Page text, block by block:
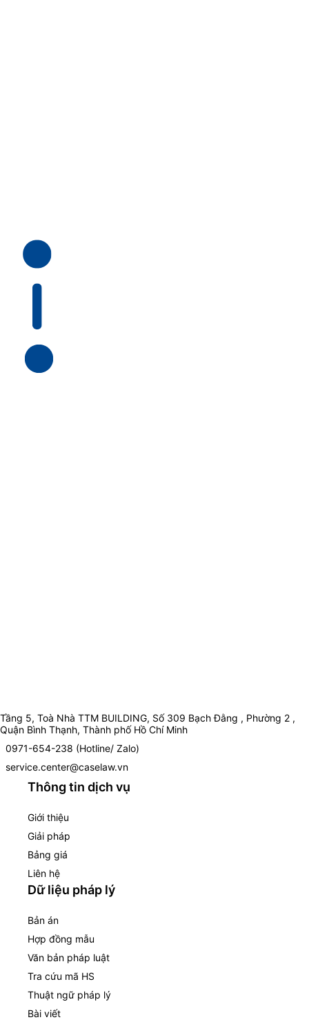
Tầng 5, Toà Nhà TTM BUILDING, Số 309 Bạch Đằng , Phường 2 ,
Quận Bình Thạnh, Thành phố Hồ Chí Minh
0971-654-238 (Hotline/ Zalo)
service.center@caselaw.vn
Thông tin dịch vụ
Giới thiệu
Giải pháp
Bảng giá
Liên hệ
Dữ liệu pháp lý
Bản án
Hợp đồng mẫu
Văn bản pháp luật
Tra cứu mã HS
Thuật ngữ pháp lý
Bài viết